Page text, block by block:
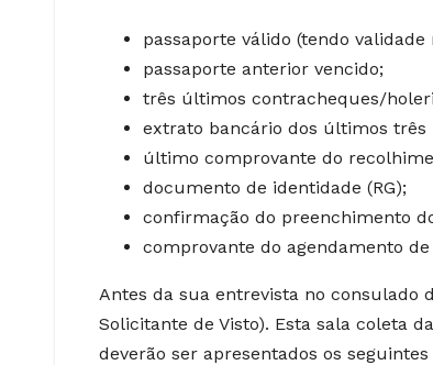
passaporte válido (tendo
passaporte anterior vencido;
três últimos contracheques/
extrato bancário dos últimos três
último comprovante do
documento de identidade (RG);
confirmação do preenchimento
comprovante do agendamento
Antes da sua entrevista no consulado
Solicitante de Visto). Esta sala coleta
deverão ser apresentados os